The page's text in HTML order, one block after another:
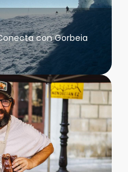
con Gorbeia